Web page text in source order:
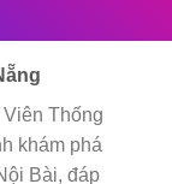
Thống
khám phá
Bài, đáp